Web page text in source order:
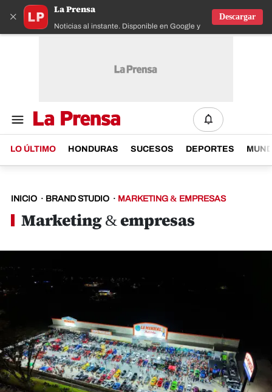
×
La Prensa
Noticias al instante. Disponible en Google y IOS
Descargar
LO ÚLTIMO HONDURAS SUCESOS DEPORTES
INICIO · BRAND STUDIO · MARKETING & EMPRESAS
Marketing & empresas